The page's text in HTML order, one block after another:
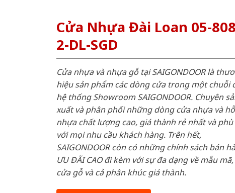
Cửa Nhựa Đài Loan 05-
2-DL-SGD
Cửa nhựa và nhựa gỗ tại SAIGONDOOR là
hiệu sản phẩm các dòng cửa trong một chuỗi
hệ thống Showroom SAIGONDOOR. Chuyên
xuất và phân phối những dòng cửa nhựa và
nhựa chất lượng cao, giá thành rẻ nhất và
với mọi nhu cầu khách hàng. Trên hết,
SAIGONDOOR còn có những chính sách bán
ƯU ĐÃI CAO đi kèm với sự đa dạng về mẫu
cửa gỗ và cả phân khúc giá thành.